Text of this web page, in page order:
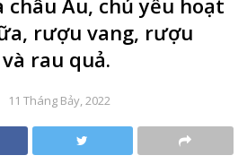
rượu vang, rượu
rau quả.
11 Tháng Bảy, 2022